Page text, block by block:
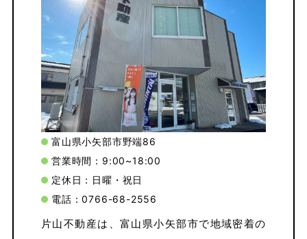
富山県小矢部市野端86
営業時間：9:00~18:00
定休日：日曜・祝日
電話：0766-68-2556
片山不動産は、富山県小矢部市で地域密着の